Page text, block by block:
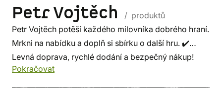
Petr Vojtěch
/ produktů
Petr Vojtěch potěší každého milovníka dobrého hraní.
Mrkni na nabídku a doplň si sbírku o další hru. ✔️
Levná doprava, rychlé dodání a bezpečný nákup!
Pokračovat